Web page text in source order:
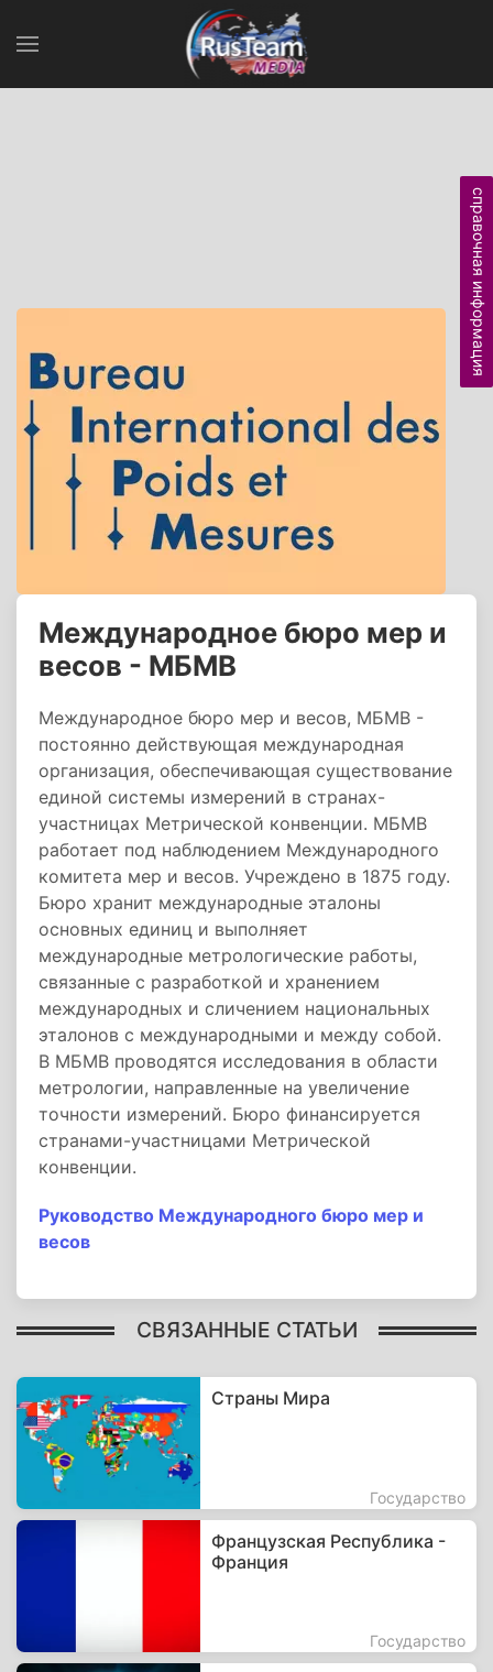
Международное бюро мер и
весов - МБМВ
Международное бюро мер и весов, МБМВ -
постоянно действующая международная
организация, обеспечивающая существование
единой системы измерений в странах-
участницах Метрической конвенции. МБМВ
работает под наблюдением Международного
комитета мер и весов. Учреждено в 1875 году.
Бюро хранит международные эталоны
основных единиц и выполняет
международные метрологические работы,
связанные с разработкой и хранением
международных и сличением национальных
эталонов с международными и между собой.
В МБМВ проводятся исследования в области
метрологии, направленные на увеличение
точности измерений. Бюро финансируется
странами-участницами Метрической
конвенции.
Руководство Международного бюро мер и
весов
СВЯЗАННЫЕ СТАТЬИ
Страны Мира
Государство
Французская Республика -
Франция
Государство
справочная информация